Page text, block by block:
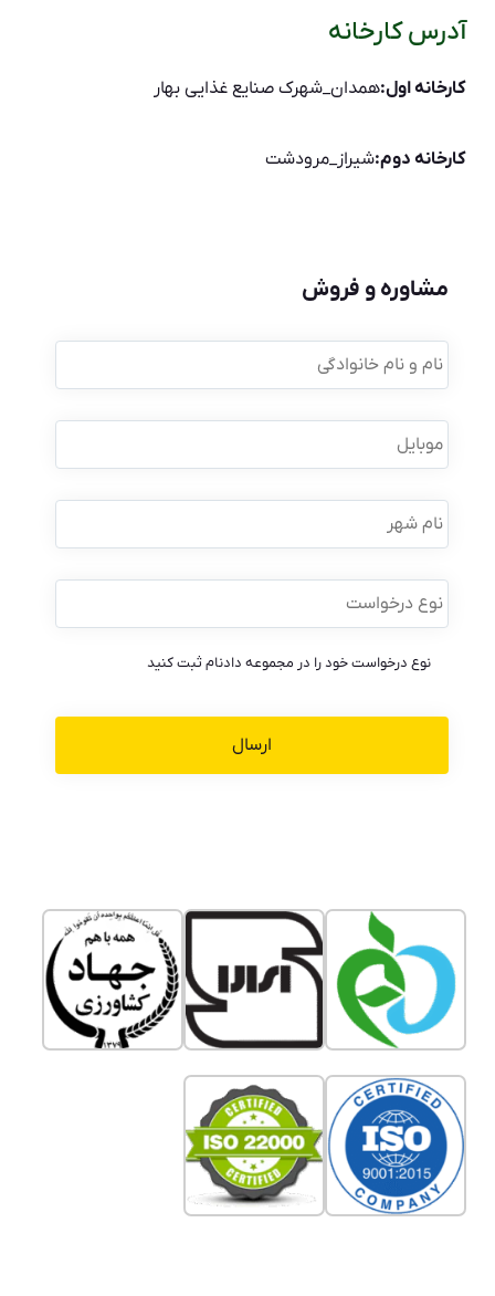
آدرس کارخانه
کارخانه اول:همدان_شهرک صنایع غذایی بهار
کارخانه دوم:شیراز_مرودشت
مشاوره و فروش
نام
و
نام
موبایل *
نام
شهر
نوع
درخواست *
نوع درخواست خود را در مجموعه دادنام ثبت کنید